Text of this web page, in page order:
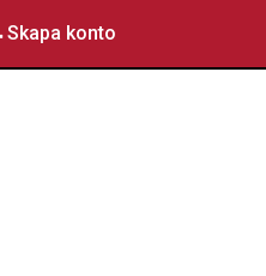
Skapa konto